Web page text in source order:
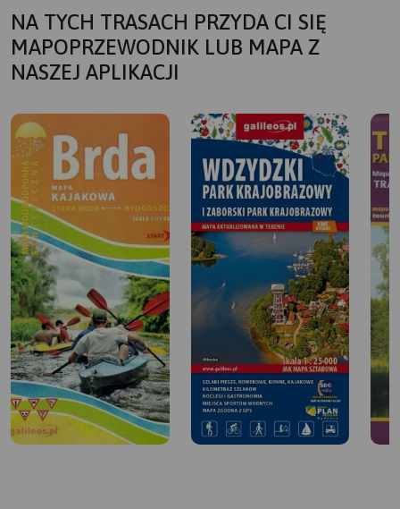
NA TYCH TRASACH PRZYDA CI SIĘ
MAPOPRZEWODNIK LUB MAPA Z
NASZEJ APLIKACJI